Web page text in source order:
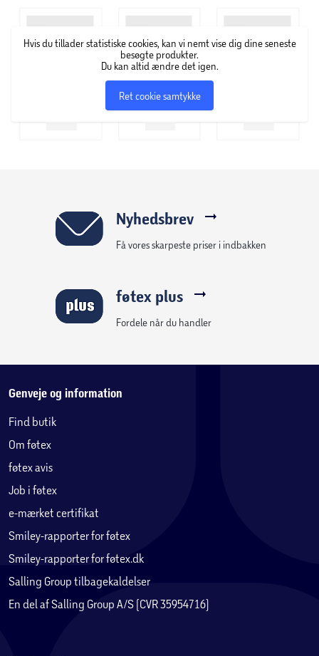
Heat Range brændersystem hvilket betyder der kan grilles
på alle temperaturer mellem 80 til 400 grader.
Hvis du tillader statistiske cookies, kan vi nemt vise dig dine seneste
besøgte produkter.
Du kan altid ændre det igen.
Ret cookie samtykke
Nyhedsbrev
Få vores skarpeste priser i indbakken
føtex plus
Fordele når du handler
Genveje og information
Find butik
Om føtex
føtex avis
Job i føtex
e-mærket certifikat
Smiley-rapporter for føtex
Smiley-rapporter for føtex.dk
Salling Group tilbagekaldelser
En del af Salling Group A/S (CVR 35954716)